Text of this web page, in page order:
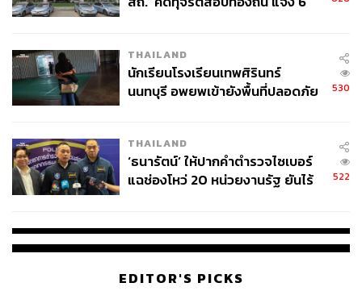
THAILAND
นักเรียนโรงเรียนเทพศิรินทร์
นนทบุรี อพยพเข้ายังพื้นที่ปลอดภัย
530
THAILAND
‘ธนารัตน์’ ให้ปากคำตำรวจไซเบอร์
แฉช่องโหว่ 20 หน่วยงานรัฐ ยันไร้
522
EDITOR'S PICKS